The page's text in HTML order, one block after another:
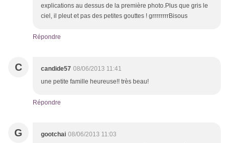
explications au dessus de la première photo.Plus que gris le
ciel, il pleut et pas des petites gouttes ! grrrrrrrrBisous
Répondre
C candide57 08/06/2013 11:41
une petite famille heureuse!! très beau!
Répondre
G gootchai 08/06/2013 11:03